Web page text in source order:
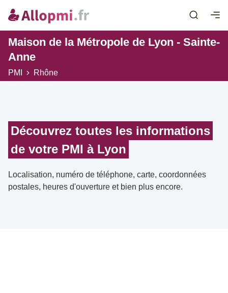
Maison de la Métropole de Lyon - Sainte-
Anne
PMI Rhône
Découvrez toutes les informations
de votre PMI à Lyon
Localisation, numéro de téléphone, carte, coordonnées
postales, heures d'ouverture et bien plus encore.